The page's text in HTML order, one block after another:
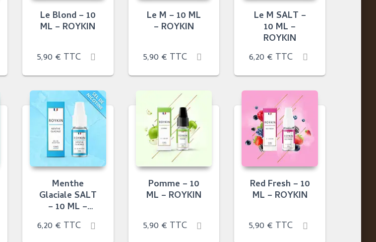
Le Blond – 10
ML – ROYKIN
5,90 € TTC
Le M – 10 ML
– ROYKIN
5,90 € TTC
Le M SALT –
10 ML –
ROYKIN
6,20 € TTC
Menthe
Glaciale SALT
– 10 ML –
ROYKIN
6,20 € TTC
Pomme – 10
ML – ROYKIN
5,90 € TTC
Red Fresh – 10
ML – ROYKIN
5,90 € TTC